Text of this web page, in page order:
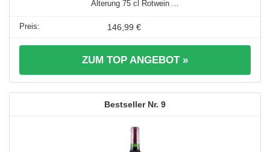
Alterung 75 cl Rotwein ...
146,99 €
ZUM TOP ANGEBOT »
9